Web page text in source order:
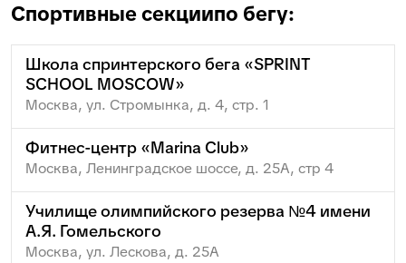
Спортивные секциипо бегу:
Школа спринтерского бега «SPRINT
SCHOOL MOSCOW»
Москва, ул. Стромынка, д. 4, стр. 1
Фитнес-центр «Marina Club»
Москва, Ленинградское шоссе, д. 25А, стр 4
Училище олимпийского резерва №4 имени
А.Я. Гомельского
Москва, ул. Лескова, д. 25А